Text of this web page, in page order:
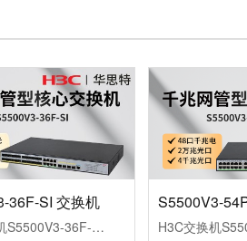
36F-SI 交换机
H3C交换机S5500V3-36F-SI（L3以太网交换机主机，支持24个1000BASE-XSFP端口，支持8个10/100/1000BASE-T电口，支持4个1G/10GBASE-XSFPPlus端口，支持AC）